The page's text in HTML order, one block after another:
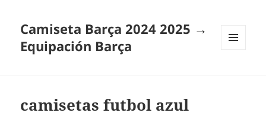
Camiseta Barça 2024 2025 →
Equipación Barça
camisetas futbol azul